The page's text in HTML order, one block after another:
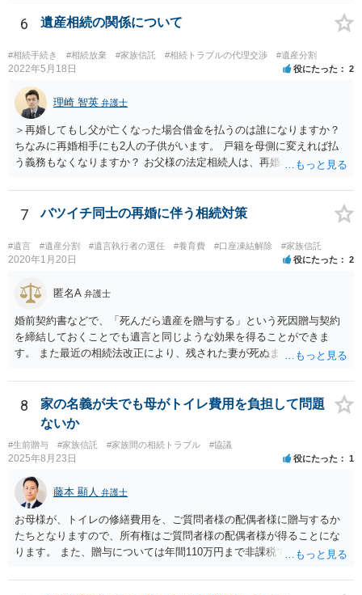
考えてご判断いただくのが良いと思います。
6 遺産相続の関係について
#相続手続き #相続放棄 #家族信託 #相続トラブルの代理交渉 #遺産分割
2022年5月18日 役にたった 2
理崎 智英 弁護士
＞再婚してもし父が亡くなった場合借金を払うのは誰になりますか？
ちなみに再婚相手にも2人の子供がいます。 戸籍を母側に変えれば払
う義務もなくなりますか？ お父様の法定相続人は、再婚相手とご相談
戸籍がどこにあるのかは関係ありません。 ただし、お父様が亡くなっ
たことを知ってから３か月以内に家庭裁判所にて「相続放棄」の手続
7 バツイチ同士の再婚に伴う相続対策
#遺言 #遺産分割 #遺言執行者の選任 #養育費 #口座凍結解除 #家族信託
2020年1月20日 役にたった 2
匿名A 弁護士
婚前契約書などで、「死んだら遺産を贈与する」という死因贈与契約
を締結しておくことでも遺言と同じような効果を得ることができま
す。 また最近の相続法改正により、残された妻が死ぬまで家に住み続
で、その制度を活用する方法も考えられます。 もし契約書の作成まで
視野に入れておられる場合は、お近くの弁護士、できれば相続に強い
弁護士にご相談なさるとよいでしょう。
8
家の名義が夫でも母がトイレ費用を負担して問題
ないか
#生前贈与 #家族信託 #家族間の相続トラブル #協議
2025年8月23日 役にたった 1
藤本 顯人 弁護士
お母様が、トイレの修繕費用を、ご質問者様の配偶者様に贈与するか
たちとなりますので、所有権はご質問者様の配偶者様が得ることにな
ります。 また、贈与については年間110万円まで非課税であり、トイ